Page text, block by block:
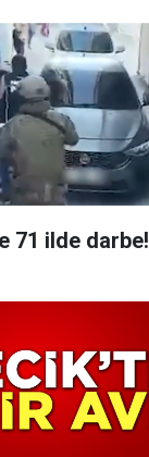
71 ilde darbe!